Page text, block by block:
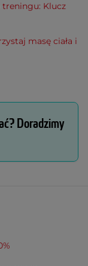
treningu: Klucz
masę ciała i
Doradzimy